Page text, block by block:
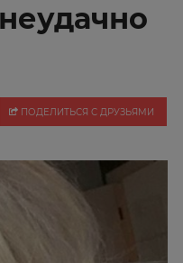
ПОДЕЛИТЬСЯ С ДРУЗЬЯМИ